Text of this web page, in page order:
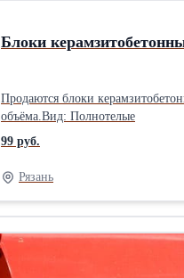
Блоки
Продаются блоки
объёма.Вид: Полнотелые
99 руб.
Рязань